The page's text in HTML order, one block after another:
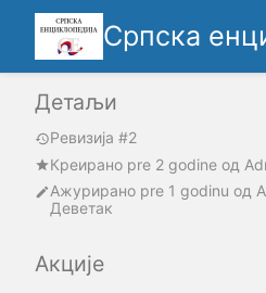
Српска
Детаљи
Ревизија #2
Креирано pre 2 godine oд
Ажурирано pre 1 godinu од
Деветак
Акције